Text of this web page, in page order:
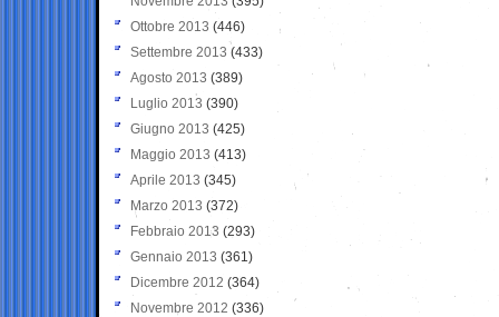
Ottobre 2013 (446)
Settembre 2013 (433)
Agosto 2013 (389)
Luglio 2013 (390)
Giugno 2013 (425)
Maggio 2013 (413)
Aprile 2013 (345)
Marzo 2013 (372)
Febbraio 2013 (293)
Gennaio 2013 (361)
Dicembre 2012 (364)
Novembre 2012 (336)